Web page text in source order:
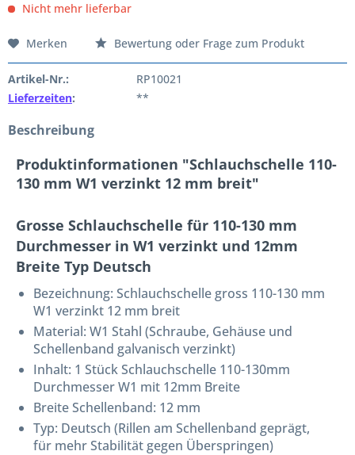
Nicht mehr lieferbar
Merken Bewertung oder Frage zum Produkt
Artikel-Nr.:
RP10021
Lieferzeiten: **
Beschreibung
Produktinformationen "Schlauchschelle 110-
130 mm W1 verzinkt 12 mm breit"
Grosse Schlauchschelle für 110-130 mm
Durchmesser in W1 verzinkt und 12mm
Breite Typ Deutsch
Bezeichnung: Schlauchschelle gross 110-130 mm
W1 verzinkt 12 mm breit
Material: W1 Stahl (Schraube, Gehäuse und
Schellenband galvanisch verzinkt)
Inhalt: 1 Stück Schlauchschelle 110-130mm
Durchmesser W1 mit 12mm Breite
Breite Schellenband: 12 mm
Typ: Deutsch (Rillen am Schellenband geprägt,
für mehr Stabilität gegen Überspringen)